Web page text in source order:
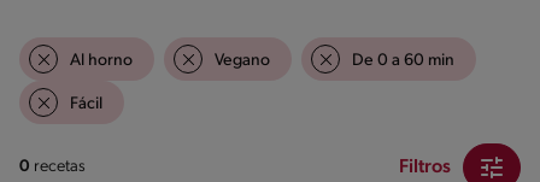
Al horno Vegano De 0 a 60 min
Fácil
0 recetas Filtros